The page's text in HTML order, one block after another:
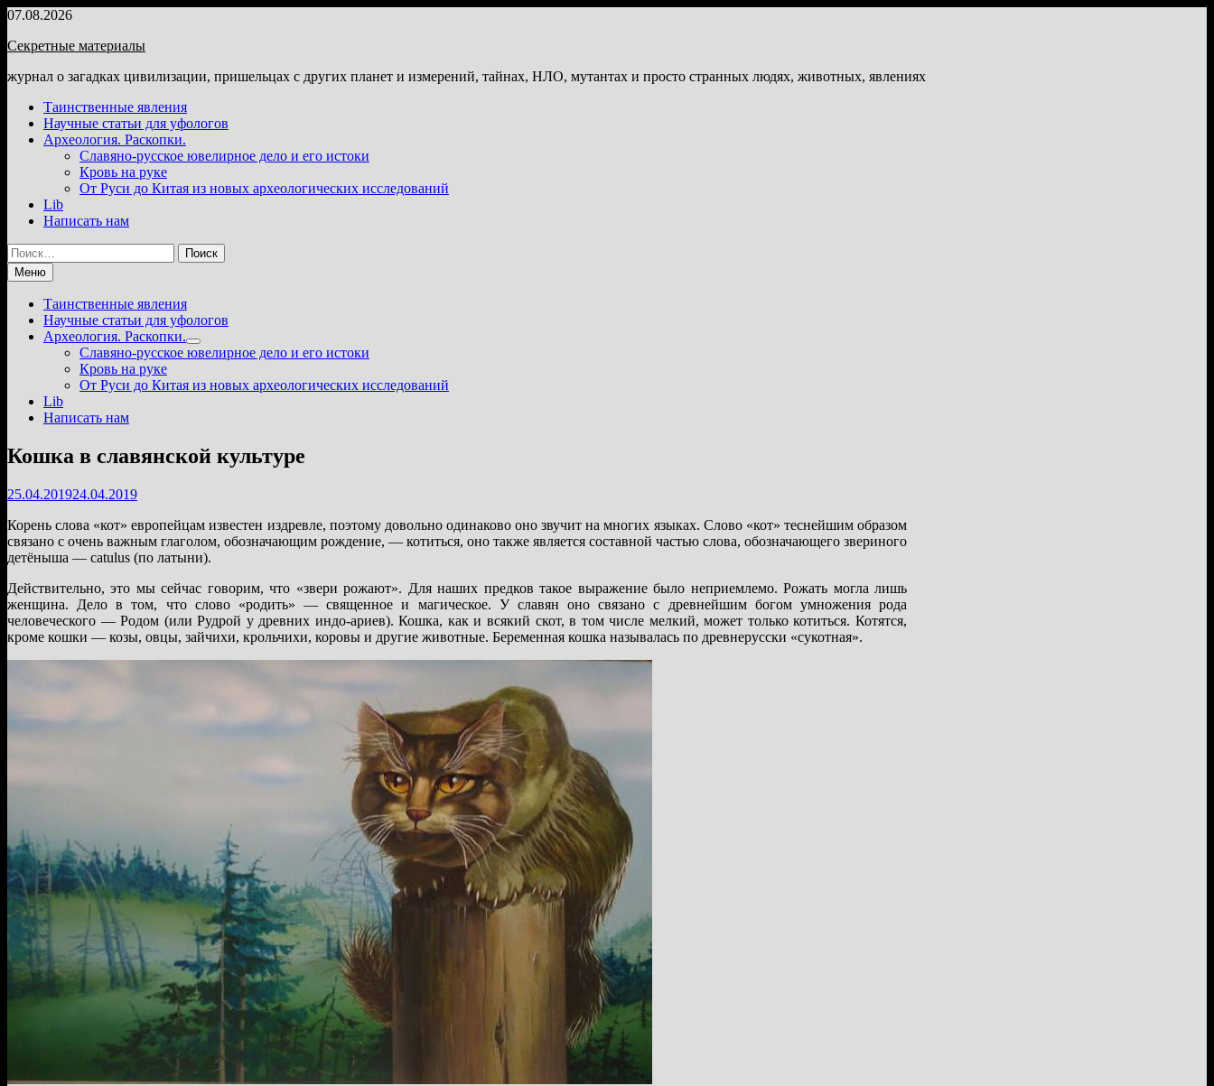
Перейти
содержимому
07.08.2026
Секретные материалы
журнал о загадках цивилизации, пришельцах с других планет и измерений, тайнах, НЛО, мутантах и просто странных людях, животных, явлениях
Таинственные явления
Научные статьи для уфологов
Археология. Раскопки.
Славяно-русское ювелирное дело и его истоки
Кровь на руке
От Руси до Китая из новых археологических исследований
Lib
Написать нам
Найти:
Меню
Таинственные явления
Научные статьи для уфологов
Археология. Раскопки.
Показать
подменю
Славяно-русское ювелирное дело и его истоки
Кровь на руке
От Руси до Китая из новых археологических исследований
Lib
Написать нам
Кошка в славянской культуре
25.04.201924.04.2019
Корень слова «кот» европейцам известен издревле, поэтому довольно одинаково оно звучит на многих языках. Слово «кот» теснейшим образом
связано с очень важным глаголом, обозначающим рождение, — котиться, оно также является составной частью слова, обозначающего звериного
детёныша — catulus (по латыни).
Действительно, это мы сейчас говорим, что «звери рожают». Для наших предков такое выражение было неприемлемо. Рожать могла лишь
женщина. Дело в том, что слово «родить» — священное и магическое. У славян оно связано с древнейшим богом умножения рода
человеческого — Родом (или Рудрой у древних индо-ариев). Кошка, как и всякий скот, в том числе мелкий, может только котиться. Котятся,
кроме кошки — козы, овцы, зайчихи, крольчихи, коровы и другие животные. Беременная кошка называлась по древнерусски «сукотная».